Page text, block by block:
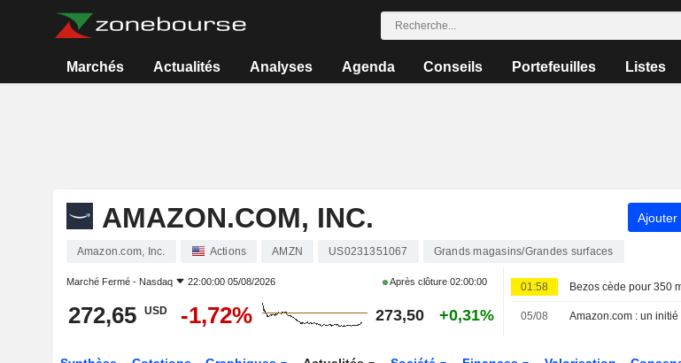
Marchés Actualités Analyses Agenda Conseils Portefeuilles Listes
AMAZON.COM, INC. Ajouter
Amazon.com, Inc. Actions AMZN US0231351067 Grands magasins/Grandes surfaces
Marché Fermé - Nasdaq 22:00:00 05/08/2026 Après clôture 02:00:00
272,65 USD -1,72% 273,50 +0,31%
01:58
05/08